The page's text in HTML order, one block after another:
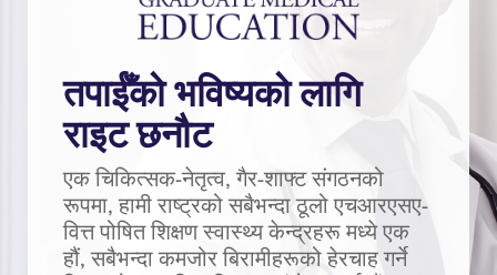
तपाईँको भविष्यको लागि
राइट छनौट
एक चिकित्सक-नेतृत्व, गैर-शाफ्ट संगठनको
रूपमा, हामी राष्ट्रको सबैभन्दा ठूलो एचआरएसए-
वित्त पोषित शिक्षण स्वास्थ्य केन्द्रहरू मध्ये एक
हौं, सबैभन्दा कमजोर बिरामीहरूको हेरचाह गर्ने